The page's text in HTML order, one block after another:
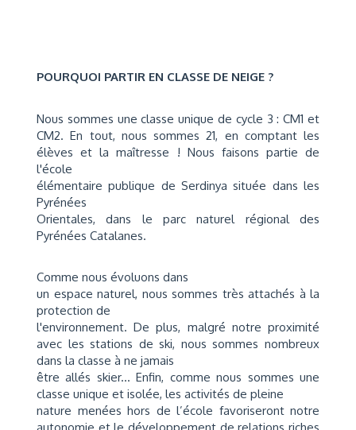
POURQUOI PARTIR EN CLASSE DE NEIGE ?
Nous sommes une classe unique de cycle 3 : CM1 et
CM2. En tout, nous sommes 21, en comptant les
élèves et la maîtresse ! Nous faisons partie de
l'école
élémentaire publique de Serdinya située dans les
Pyrénées
Orientales, dans le parc naturel régional des
Pyrénées Catalanes.
Comme nous évoluons dans
un espace naturel, nous sommes très attachés à la
protection de
l'environnement. De plus, malgré notre proximité
avec les stations de ski, nous sommes nombreux
dans la classe à ne jamais
être allés skier... Enfin, comme nous sommes une
classe unique et isolée, les activités de pleine
nature menées hors de l’école favoriseront notre